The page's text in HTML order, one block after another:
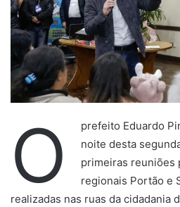
O
prefeito Eduardo
noite desta
primeiras reuniões
regionais Portão e
realizadas nas ruas da cidadania